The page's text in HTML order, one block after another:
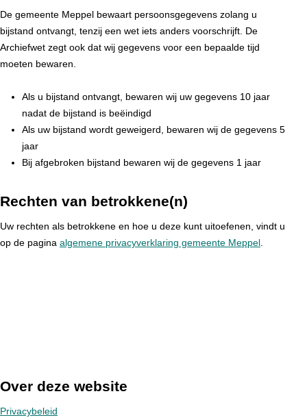
De gemeente Meppel bewaart persoonsgegevens zolang u
bijstand ontvangt, tenzij een wet iets anders voorschrijft. De
Archiefwet zegt ook dat wij gegevens voor een bepaalde tijd
moeten bewaren.
Als u bijstand ontvangt, bewaren wij uw gegevens 10 jaar
nadat de bijstand is beëindigd
Als uw bijstand wordt geweigerd, bewaren wij de gegevens 5
jaar
Bij afgebroken bijstand bewaren wij de gegevens 1 jaar
Rechten van betrokkene(n)
Uw rechten als betrokkene en hoe u deze kunt uitoefenen, vindt u
op de pagina algemene privacyverklaring gemeente Meppel
Over deze website
Privacybeleid